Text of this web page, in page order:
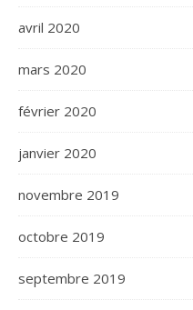
avril 2020
mars 2020
février 2020
janvier 2020
novembre 2019
octobre 2019
septembre 2019